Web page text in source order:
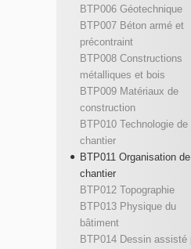
BTP006 Géotechnique
BTP007 Béton armé et
précontraint
BTP008 Constructions
métalliques et bois
BTP009 Matériaux de
construction
BTP010 Technologie de
chantier
BTP011 Organisation de
chantier
BTP012 Topographie
BTP013 Physique du
bâtiment
BTP014 Dessin assisté